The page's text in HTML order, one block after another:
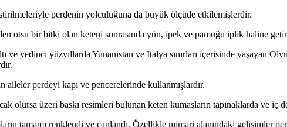
perdenin yolculuğuna da büyük ölçüde etkilemişlerdir.
otsu bir bitki olan keteni sonrasında yün, ipek ve pamuğu iplik haline
ve yedinci yüzyıllarda Yunanistan ve İtalya sınırları içerisinde yaşayan
perdeyi kapı ve pencerelerinde kullanmışlardır.
olursa üzeri baskı resimleri bulunan keten kumaşların tapınaklarda ve iç
tamamı renklendi ve canlandı. Özellikle mimari alanındaki gelişimler